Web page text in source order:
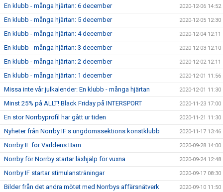
En klubb - många hjärtan: 6 december 2020-12-06 14:52
En klubb - många hjärtan: 5 december 2020-12-05 12:30
En klubb - många hjärtan: 4 december 2020-12-04 12:11
En klubb - många hjärtan: 3 december 2020-12-03 12:10
En klubb - många hjärtan: 2 december 2020-12-02 12:11
En klubb - många hjärtan: 1 december 2020-12-01 11:56
Missa inte vår julkalender: En klubb - många hjärtan 2020-12-01 11:30
Minst 25% på ALLT! Black Friday på INTERSPORT 2020-11-23 17:00
En stor Norrbyprofil har gått ur tiden 2020-11-21 11:30
Nyheter från Norrby IF:s ungdomssektions konstklubb 2020-11-17 13:46
Norrby IF för Världens Barn 2020-09-28 14:00
Norrby för Norrby startar läxhjälp för vuxna 2020-09-24 12:48
Norrby IF startar stimulansträningar 2020-09-17 08:30
Bilder från det andra mötet med Norrbys affärsnätverk 2020-09-10 11:50